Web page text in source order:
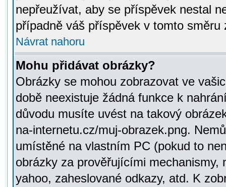
nepřeužívat, aby se příspěvek nestal
případně váš příspěvek v tomto směru
Návrat nahoru
Mohu přidávat obrázky?
Obrázky se mohou zobrazovat ve
době neexistuje žádná funkce k
důvodu musíte uvést na takový
na-internetu.cz/muj-obrazek.png.
umístěné na vlastním PC (pokud to
obrázky za prověřujícími mechanismy,
yahoo, zaheslované odkazy, atd. K